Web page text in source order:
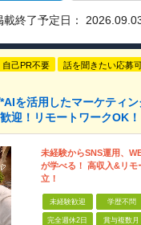
載終了予定日：
自己PR不要 話を聞きたい応募
を活用したマーケティ
迎！リモートワークOK！
未経験からSNS運用、
が学べる！ 高収入&リ
立！
未経験歓迎 学歴不問
完全週休2日 賞与複数月